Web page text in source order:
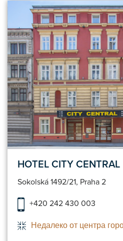
HOTEL CITY CENTRAL
Sokolská 1492/21, Praha 2
+420 242 430 003
Недалеко от центра